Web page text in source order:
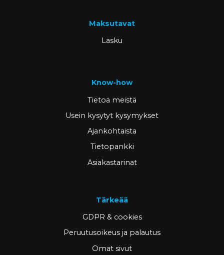
Maksutavat
Lasku
Know-how
Tietoa meistä
Usein kysytyt kysymykset
Ajankohtaista
Tietopankki
Asiakastarinat
Tärkeää
GDPR & cookies
Peruutusoikeus ja palautus
Omat sivut